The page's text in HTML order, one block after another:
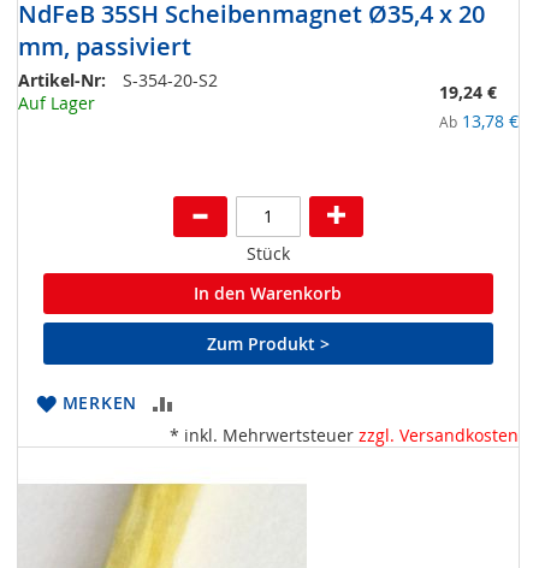
NdFeB 35SH Scheibenmagnet Ø35,4 x 20
mm, passiviert
Artikel-Nr:
S-354-20-S2
Auf Lager
19,24 €
Ab 13,78 €
Stück
In den Warenkorb
Zum Produkt >
MERKEN
VERGLEICHSLISTE
HINZUFÜGEN
* inkl. Mehrwertsteuer zzgl. Versandkosten